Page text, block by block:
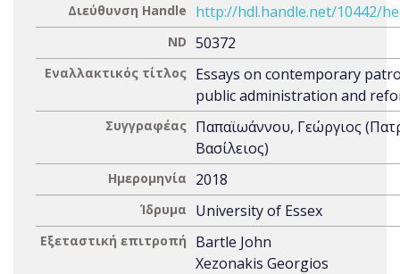
Διεύθυνση Handle http://hdl.handle.net/10442/
ND 50372
Εναλλακτικός τίτλος Essays on contemporary
public administration and
Συγγραφέας Παπαϊωάννου, Γεώργιος
Βασίλειος)
Ημερομηνία 2018
Ίδρυμα University of Essex
Εξεταστική επιτροπή
Bartle John
Xezonakis Georgios